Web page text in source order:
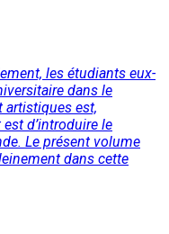
les étudiants eux-
dans le
artistiques est,
d’introduire le
Le présent volume
dans cette